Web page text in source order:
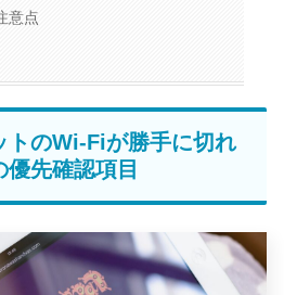
意点
トのWi-Fiが勝手に切れ
優先確認項目